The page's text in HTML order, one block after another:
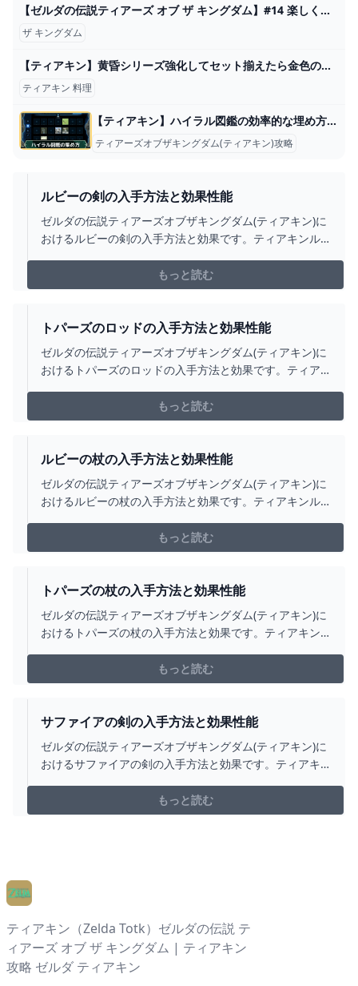
【ゼルダの伝説ティアーズ オブ ザ キングダム】#14 楽しく進む！ティアキン完全初見プレイ【 #新人VTuber /夜野あと】 - YouTube
ザ キングダム
【ティアキン】黄昏シリーズ強化してセット揃えたら金色の☆マークの攻撃力アップ付いたんだけど、これ料理とも重複するし強くね？｜ぽちぽちゲーム速報
ティアキン 料理
【ティアキン】ハイラル図鑑の効率的な埋め方【ゼルダの伝説ティアーズオブザキングダム】
ティアーズオブザキングダム(ティアキン)攻略
ルビーの剣の入手方法と効果性能
ゼルダの伝説ティアーズオブザキングダム(ティアキン)に
おけるルビーの剣の入手方法と効果です。ティアキンル
力についても掲載しています。
もっと読む
トパーズのロッドの入手方法と効果性能
ゼルダの伝説ティアーズオブザキングダム(ティアキン)に
おけるトパーズのロッドの入手方法と効果です。ティア
ロッドの効果や攻撃力についても掲載しています。
もっと読む
ルビーの杖の入手方法と効果性能
ゼルダの伝説ティアーズオブザキングダム(ティアキン)に
おけるルビーの杖の入手方法と効果です。ティアキンル
力についても掲載しています。
もっと読む
トパーズの杖の入手方法と効果性能
ゼルダの伝説ティアーズオブザキングダム(ティアキン)に
おけるトパーズの杖の入手方法と効果です。ティアキン
や攻撃力についても掲載しています。
もっと読む
サファイアの剣の入手方法と効果性能
ゼルダの伝説ティアーズオブザキングダム(ティアキン)に
おけるサファイアの剣の入手方法と効果です。ティアキ
の効果や攻撃力についても掲載しています。
もっと読む
ティアキン（Zelda Totk）ゼルダの伝説 テ
ィアーズ オブ ザ キングダム | ティアキン
攻略 ゼルダ ティアキン